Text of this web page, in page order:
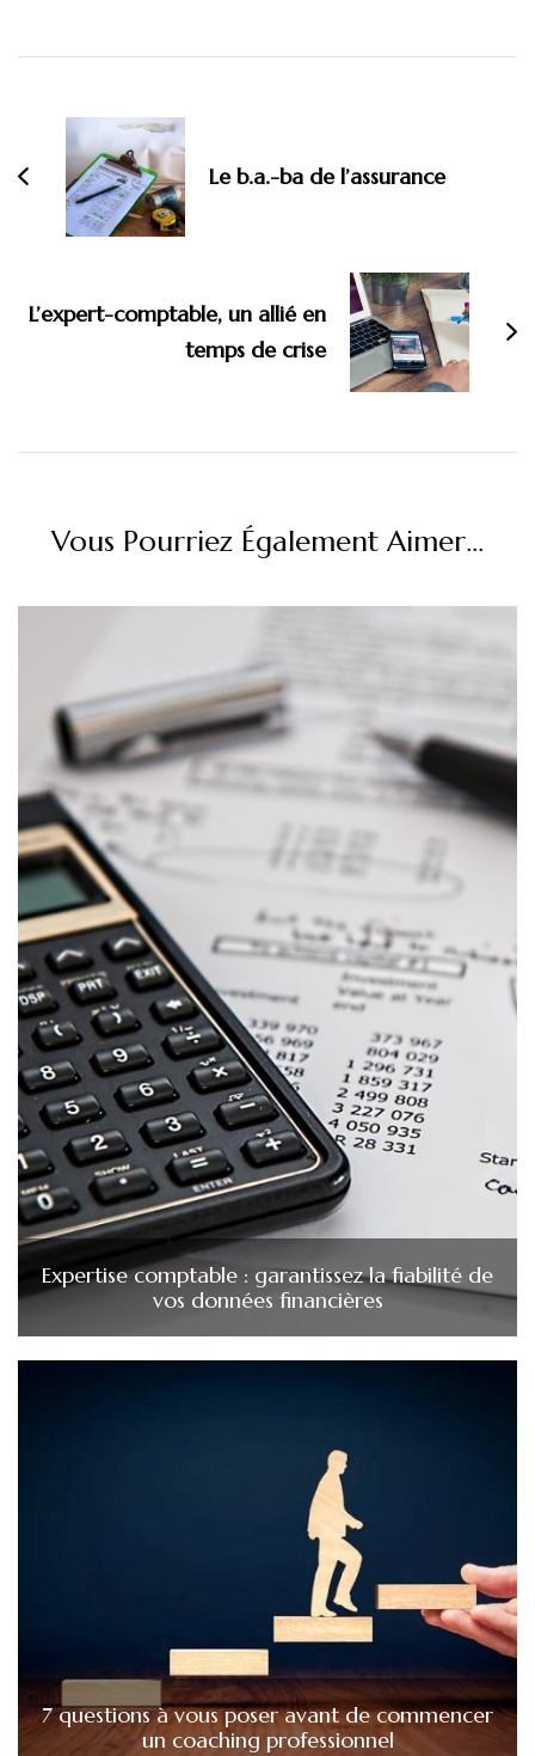
d'article
Le b.a.-ba de l’assurance
L’expert-comptable, un allié en
temps de crise
Vous Pourriez Également Aimer...
Expertise comptable : garantissez la fiabilité de
vos données financières
7 questions à vous poser avant de commencer
un coaching professionnel